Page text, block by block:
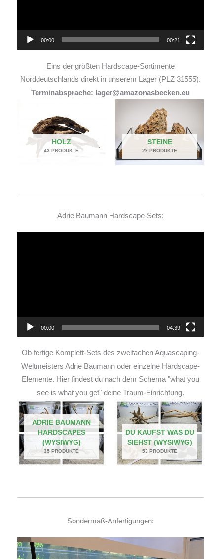
00:00 00:21
Eins der größten Hardscape-Sortimente
Norddeutschlands direkt in unserem Lager (PLZ 31555).
Terminabsprache: lager@amazonasbecken.eu
HOLZ
43 PRODUKTE
STEINE
29 PRODUKTE
Adrie Baumann Hardscape-Sets:
00:00 04:39
Ob fertige Komplett-Sets des zweifachen Aquascaping-
Weltmeisters Adrie Baumann oder einzelne Hardscape-
Elemente. Hier findest du nach dem Schema "what you
see is what you get" deine Traum-Einrichtung.
ADRIE BAUMANN
HARDSCAPES
(WYSIWYG)
35 PRODUKTE
DU KAUFST WAS DU
SIEHST (WYSIWYG)
53 PRODUKTE
Sondermaß-Anfertigungen: